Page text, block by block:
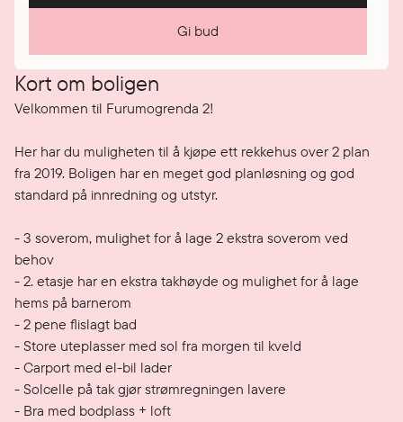
Gi bud
Kort om boligen
Velkommen til Furumogrenda 2!
Her har du muligheten til å kjøpe ett rekkehus over 2 plan
fra 2019. Boligen har en meget god planløsning og god
standard på innredning og utstyr.
- 3 soverom, mulighet for å lage 2 ekstra soverom ved
behov
- 2. etasje har en ekstra takhøyde og mulighet for å lage
hems på barnerom
- 2 pene flislagt bad
- Store uteplasser med sol fra morgen til kveld
- Carport med el-bil lader
- Solcelle på tak gjør strømregningen lavere
- Bra med bodplass + loft